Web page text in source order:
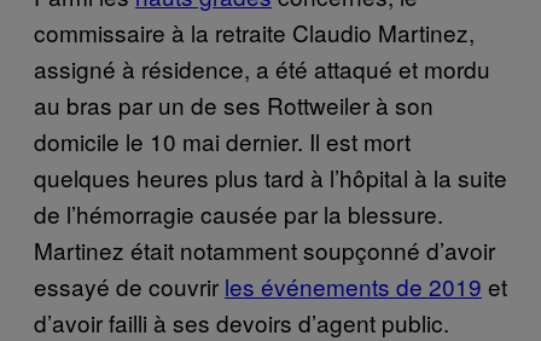
commissaire à la retraite Claudio Martinez,
assigné à résidence, a été attaqué et mordu
au bras par un de ses Rottweiler à son
domicile le 10 mai dernier. Il est mort
quelques heures plus tard à l’hôpital à la suite
de l’hémorragie causée par la blessure.
Martinez était notamment soupçonné d’avoir
essayé de couvrir les événements de 2019 et
d’avoir failli à ses devoirs d’agent public.